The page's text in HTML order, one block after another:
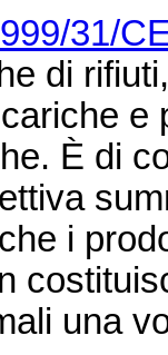
31/
di
e
È di
i
una